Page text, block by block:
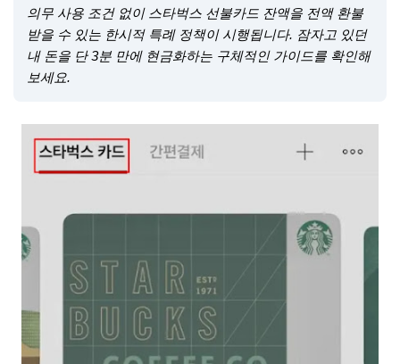
의무 사용 조건 없이 스타벅스 선불카드 잔액을 전액 환불
받을 수 있는 한시적 특례 정책이 시행됩니다. 잠자고 있던
내 돈을 단 3분 만에 현금화하는 구체적인 가이드를 확인해
보세요.